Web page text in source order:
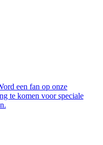
een fan op onze
te komen voor speciale